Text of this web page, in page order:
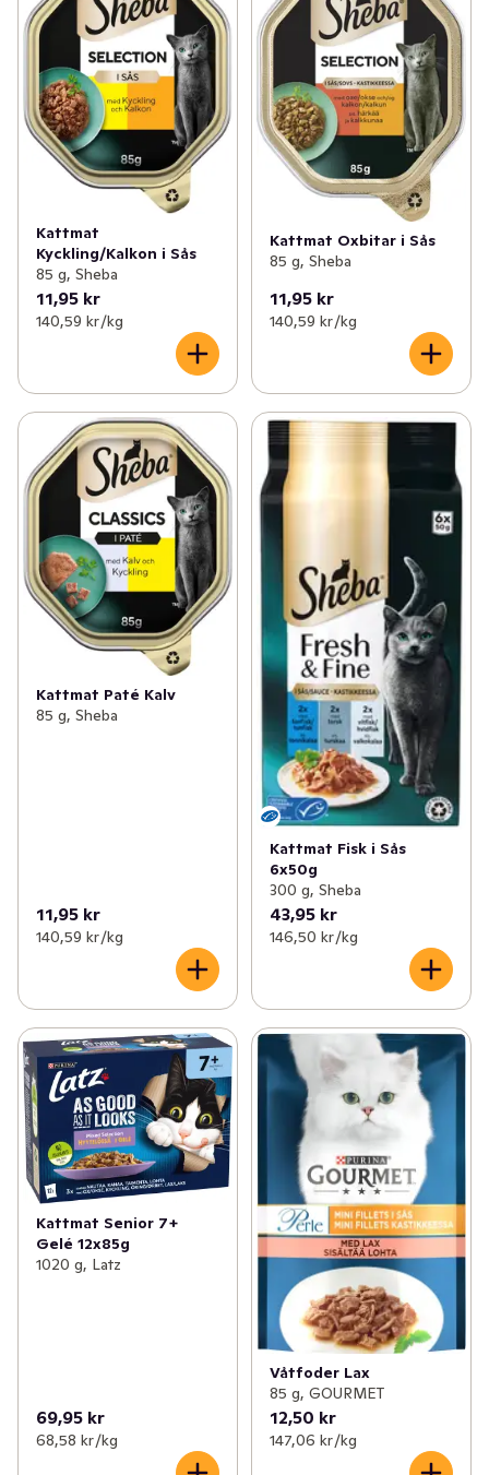
Kattmat
Kyckling/Kalkon i Sås
85 g, Sheba
11,95 kr
140,59 kr /kg
Kattmat Oxbitar i Sås
85 g, Sheba
11,95 kr
140,59 kr /kg
Kattmat Paté Kalv
85 g, Sheba
11,95 kr
140,59 kr /kg
Kattmat Fisk i Sås
6x50g
300 g, Sheba
43,95 kr
146,50 kr /kg
Kattmat Senior 7+
Gelé 12x85g
1020 g, Latz
69,95 kr
68,58 kr /kg
Våtfoder Lax
85 g, GOURMET
12,50 kr
147,06 kr /kg